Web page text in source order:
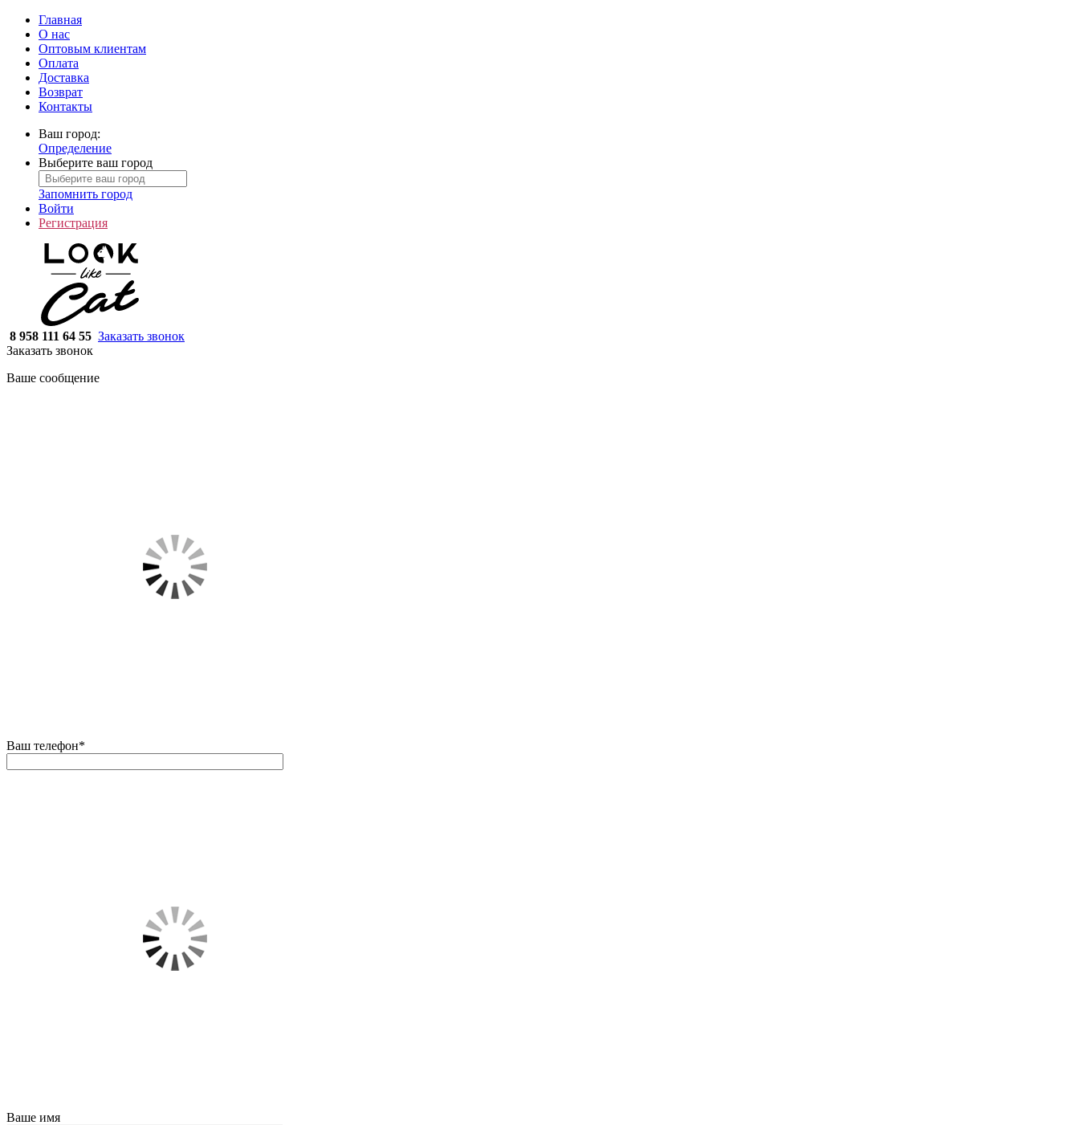
Главная
О нас
Оптовым клиентам
Оплата
Доставка
Возврат
Контакты
Ваш город:
Определение
Выберите ваш город
Запомнить город
Войти
Регистрация
8 958 111 64 55 Заказать звонок
Заказать звонок
Ваше сообщение
Ваш телефон*
Ваше имя